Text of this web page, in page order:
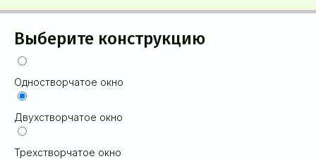
Выберите конструкцию
Одностворчатое окно
Двухстворчатое окно
Трехстворчатое окно